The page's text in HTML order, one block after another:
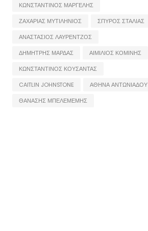
ΚΩΝΣΤΑΝΤΙΝΟΣ ΜΑΡΓΕΛΗΣ
ΖΑΧΑΡΙΑΣ ΜΥΤΙΛΗΝΙΟΣ
ΣΠΥΡΟΣ ΣΤΑΛΙΑΣ
ΑΝΑΣΤΑΣΙΟΣ ΛΑΥΡΕΝΤΖΟΣ
ΔΗΜΗΤΡΗΣ ΜΑΡΔΑΣ
ΑΙΜΙΛΙΟΣ ΚΟΜΙΝΗΣ
ΚΩΝΣΤΑΝΤΙΝΟΣ ΚΟΥΣΑΝΤΑΣ
CAITLIN JOHNSTONE
ΑΘΗΝΑ ΑΝΤΩΝΙΑΔΟΥ
ΘΑΝΑΣΗΣ ΜΠΕΛΕΜΕΜΗΣ